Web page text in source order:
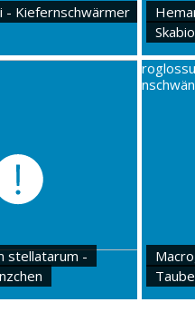
- Kiefernschwärmer
stellatarum -